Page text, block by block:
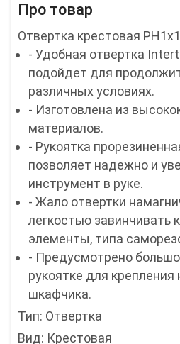
Про товар
Отвертка крестовая
- Удобная отвертка
подойдет для
различных условиях.
- Изготовлена из
материалов.
- Рукоятка
позволяет надежно и
инструмент в руке.
- Жало отвертки
легкостью завинчивать
элементы, типа
- Предусмотрено
рукоятке для крепления
шкафчика.
Тип: Отвертка
Вид: Крестовая